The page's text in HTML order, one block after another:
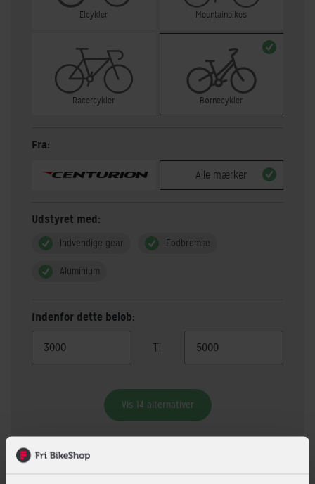
Elcykler Mountainbikes
Racercykler Børnecykler
Fra:
Alle mærker
Udstyret med:
Indvendige gear Fodbremse
Aluminium
Indenfor dette beløb:
Til
Vis 14 alternativer
Beskrivelse